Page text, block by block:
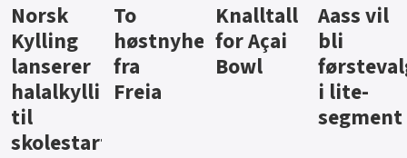
Knalltall
for Açai
Bowl
Aass vil
bli
førstevalg
i lite-
Brus og
jus fra
Berentsen
Hard
iste fra
Hansa